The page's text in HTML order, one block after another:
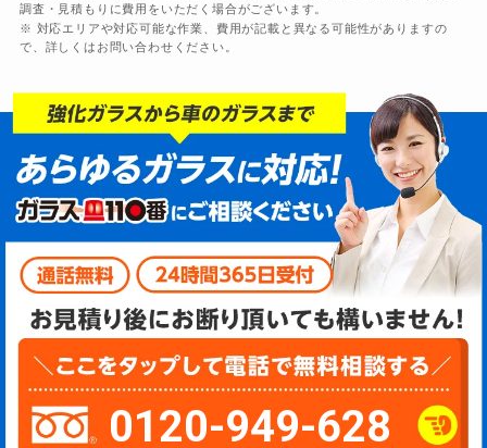
調査・見積もりに費用をいただく場合がございます。
※ 対応エリアや対応可能な作業、費用が記載と異なる可能性がありますの
で、詳しくはお問い合わせください。
0120-949-628